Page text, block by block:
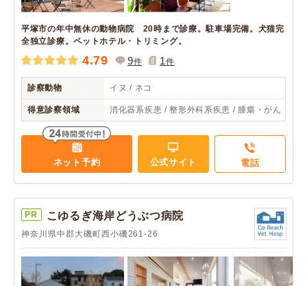
平塚市の年中無休の動物病院 20時まで診療。駐車場完備。犬猫完
全独立診療。ペットホテル・トリミング。
4.79 9件 1件
診察動物 イヌ / ネコ
得意診察領域 消化器系疾患 / 整形外科系疾患 / 腫瘍・がん
ネット予約 公式サイト 電話
PR こゆるぎ海岸どうぶつ病院
神奈川県中郡大磯町西小磯261-26